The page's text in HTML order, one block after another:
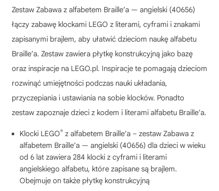
Zestaw Zabawa z alfabetem Braille’a — angielski (40656)
łączy zabawę klockami LEGO z literami, cyframi i znakami
zapisanymi brajlem, aby ułatwić dzieciom naukę alfabetu
Braille’a. Zestaw zawiera płytkę konstrukcyjną jako bazę
oraz inspiracje na LEGO.pl. Inspiracje te pomagają dzieciom
rozwinąć umiejętności podczas nauki układania,
przyczepiania i ustawiania na sobie klocków. Ponadto
zestaw zapoznaje dzieci z kodem i literami alfabetu Braille’a.
Klocki LEGO® z alfabetem Braille’a – zestaw Zabawa z
alfabetem Braille’a — angielski (40656) dla dzieci w wieku
od 6 lat zawiera 284 klocki z cyframi i literami
angielskiego alfabetu, które zapisane są brajlem.
Obejmuje on także płytkę konstrukcyjną